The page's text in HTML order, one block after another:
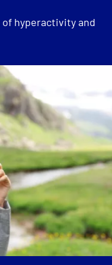
hyperactivity and